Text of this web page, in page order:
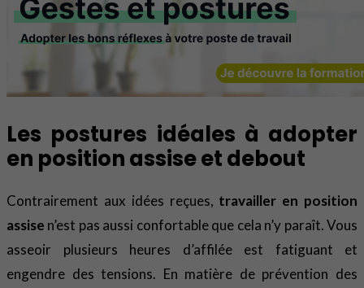
Les postures idéales à adopter
en position assise et debout
Contrairement aux idées reçues, travailler en position
assise n’est pas aussi confortable que cela n’y paraît. Vous
asseoir plusieurs heures d’affilée est fatiguant et
engendre des tensions. En matière de prévention des